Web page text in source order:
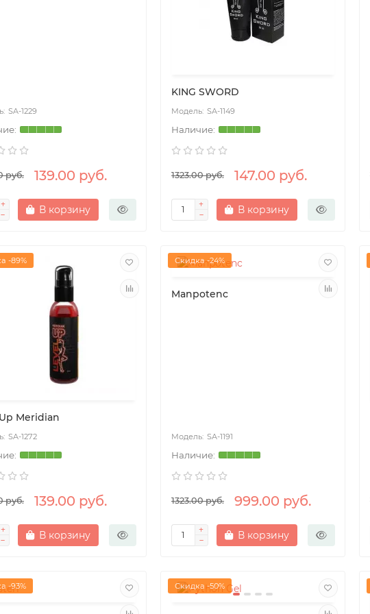
SA-1229
руб. 139.00 руб.
В корзину
KING SWORD
SA-1149
1323.00 руб. 147.00 руб.
В корзину
-89%
Meridian
SA-1272
руб. 139.00 руб.
В корзину
Скидка -24%
Manpotenc
SA-1191
1323.00 руб. 999.00 руб.
В корзину
-93% Скидка -50%